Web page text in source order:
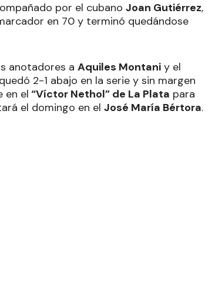
por el cubano Joan Gutiérrez,
en 70 y terminó quedándose
anotadores a Aquiles Montani y el
2-1 abajo en la serie y sin margen
en el “Víctor Nethol” de La Plata para
el domingo en el José María Bértora.